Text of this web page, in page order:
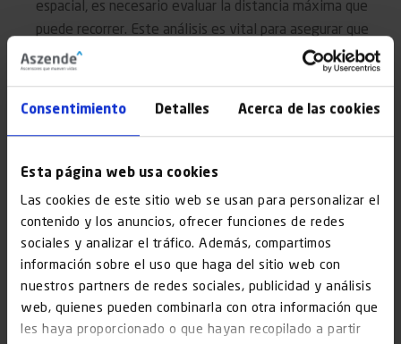
Consentimiento Detalles Acerca de las cookies
Esta página web usa cookies
Las cookies de este sitio web se usan para personalizar el
contenido y los anuncios, ofrecer funciones de redes
sociales y analizar el tráfico. Además, compartimos
información sobre el uso que haga del sitio web con
nuestros partners de redes sociales, publicidad y análisis
web, quienes pueden combinarla con otra información que
les haya proporcionado o que hayan recopilado a partir
espacial, es necesario evaluar la distancia máxima que
puede recorrer. Este análisis es vital para asegurar que
el elevador cumpla eficazmente con las necesidades de
movilidad vertical dentro del edificio o estructura,
considerando el número de pisos o la altura total que
fundamental. Se debe garantizar un acceso fácil y
seguro, tanto de las personas como de los elementos
que se deseen transportar.
Normativa de seguridad y requisitos Legales
imprescindible considerar las normativas de seguridad y
los requisitos legales aplicables, que son exactamente
los mismos que los de un ascensor. Además, la
obligatoriedad de llevar a cabo un mantenimiento